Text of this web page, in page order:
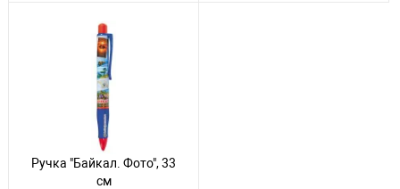
Ручка "Байкал. Фото", 33
см